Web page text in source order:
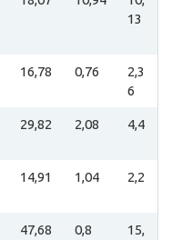
13
16,78 0,76
2,3
6
29,82 2,08 4,4
14,91 1,04 2,2
47,68 0,8
15,